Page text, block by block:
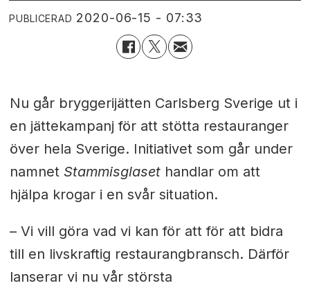
PUBLICERAD 2020-06-15 - 07:33
Nu går bryggerijätten Carlsberg Sverige ut i
en jättekampanj för att stötta restauranger
över hela Sverige. Initiativet som går under
namnet Stammisglasethandlar om att
hjälpa krogar i en svår situation.
– Vi vill göra vad vi kan för att för att bidra
till en livskraftig restaurangbransch. Därför
lanserar vi nu vår största